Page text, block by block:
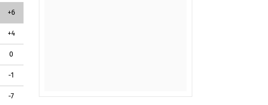
+6
+4
0
-1
-7